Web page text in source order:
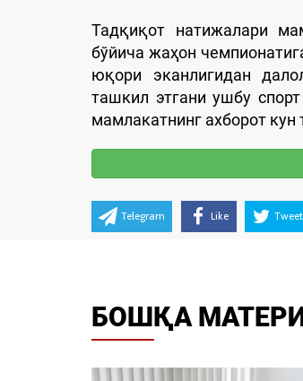
Тадқиқот натижалари
бўйича жаҳон
юқори эканлигидан
ташкил этгани ушбу
мамлакатнинг ахборот кун
Telegram Like Tweet
БОШҚА